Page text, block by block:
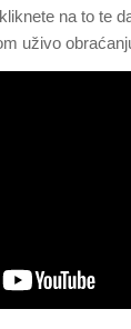
na to te
uživo